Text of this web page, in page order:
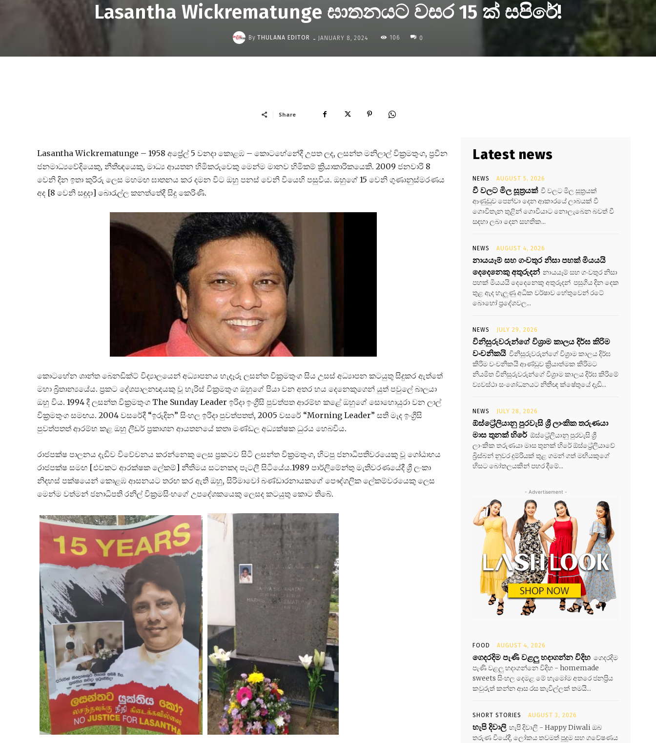
Lasantha Wickrematunge ඝාතනයට වසර 15 ක් සපිරේ!
By THULANA EDITOR - JANUARY 8, 2024 106 0
Share
Lasantha Wickrematunge – 1958 අප්‍රේල් 5 වනදා කොළඹ – කොටහේනේදී උපත ලද, ලසන්ත මනිලාල් වික්‍රමතුංග, ප්‍රවීන
ජනමාධ්‍යවේදියෙකු, නීතීඥයෙකු, මාධ්‍ය ආයතන හිමිකරුවෙකු මෙන්ම මානව හිමිකම් ක්‍රියාකාරිකයෙකි. 2009 ජනවාරි 8
වෙනි දින ඉතා කුරිරු ලෙස මහමඟ ඝාතනය කර දමන විට ඔහු පනස් වෙනි වියෙහි පසුවිය. ඔහුගේ 15 වෙනි ගුණානුස්මරණය
අද [8 වෙනි සඳුදා] බොරැල්ල කනත්තේදී සිදු කෙරිණි.
කොටහේන ශාන්ත බෙනඩික්ට් විද්‍යාලයෙන් අධ්‍යාපනය හැදෑරූ ලසන්ත වික්‍රමතුංග සිය උසස් අධ්‍යාපන කටයුතු සිදුකර ඇත්තේ
මහා බ්‍රිතාන්‍යයේය. ප්‍රකට දේශපාලනඥයකු වූ හැරිස් වික්‍රමතුංග ඔහුගේ පියා වන අතර හය දෙනෙකුගෙන් යුත් පවුලේ බාලයා
ඔහු විය. 1994 දී ලසන්ත වික්‍රමතුංග The Sunday Leader ඉරිදා ඉංග්‍රීසි පුවත්පත ආරම්භ කළේ ඔහුගේ සොහොයුරා වන ලාල්
වික්‍රමතුංග සමඟය. 2004 වසරේදී “ඉරුදින” සිංහල ඉරිදා පුවත්පතත්, 2005 වසරේ “Morning Leader” සති මැද ඉංග්‍රීසි
පුවත්පතත් ආරම්භ කළ ඔහු ලීඩර් ප්‍රකාශන ආයතනයේ කතෘ මණ්ඩල අධ්‍යක්ෂක ධුරය හෙබවිය.
රාජපක්ෂ පාලනය දැඩිව විවේචනය කරන්නෙකු ලෙස ප්‍රකටව සිටි ලසන්ත වික්‍රමතුංග, හිටපු ජනාධිපතිවරයෙකු වූ ගෝඨාභය
රාජපක්ෂ සමඟ [එවකට ආරක්ෂක ලේකම්] නීතිමය සටනකද පැටලී සිටියේය.1989 පාර්ලිමේන්තු මැතිවරණයේදී ශ්‍රී ලංකා
නිදහස් පක්ෂයෙන් කොළඹ ආසනයට තරඟ කර ඇති ඔහු, සිරිමාවෝ බණ්ඩාරනායකගේ පෞද්ගලික ලේකම්වරයෙකු ලෙස
මෙන්ම වත්මන් ජනාධිපති රනිල් වික්‍රමසිංහගේ උපදේශකයෙකු ලෙසද කටයුතු කොට තිබේ.
Latest news
NEWS AUGUST 5, 2026
වී වලට මිල සූත්‍රයක් වී වලට මිල සූත්‍රයක්
ආණුඩුව පෙන්වා දෙන ආකාරයේ ලාබයක් වී
ගොවිතැන තුළින් ගොවියාට නොලැබෙන බවත් වී
සඳහා ලබා දෙන සහතික...
NEWS AUGUST 4, 2026
නායයෑම් සහ ගංවතුර නිසා පහක් මියයයි
දෙදෙනෙකු අතුරුදන් නායයෑම් සහ ගංවතුර නිසා
පහක් මියයයි දෙදෙනෙකු අතුරුදන් පසුගිය දින දෙක
තුළ ඇද හැලුණු අධික වර්ෂාව හේතුවෙන් රටේ
බොහෝ ප්‍රදේශවල...
NEWS JULY 29, 2026
විනිසුරුවරුන්ගේ විශ්‍රාම කාලය දිර්ඝ කිරිම
වංචනිකයි විනිසුරුවරුන්ගේ විශ්‍රාම කාලය දිර්ඝ
කිරිම වංචනිකයි ආණ්ඩුව ක්‍රියාත්මක කිරිමට
නියමිත විනිසුරුවරුන්ගේ විශ්‍රාම කාලය දිර්ඝ කිරිමේ
ව්‍යවස්ථා සංශෝධනයට නිතීඥ ක්ෂේතුයේ දැඩි...
NEWS JULY 28, 2026
ඕස්ට්‍රේලියානු පුරවැසි ශ්‍රී ලාංකික තරුණයා
මාස තුනක් හිරේ ඕස්ට්‍රේලියානු පුරවැසි ශ්‍රී
ලාංකික තරුණයා මාස තුනක් හිරේ ඕස්ට්‍රේලියාවේ
බ්‍රිස්බන් නුවර දුම්රියක් තුළ ගමන් ගත් මඟියකුගේ
හිසට බෝතලයකින් පහර දීමේ...
- Advertisement -
FOOD AUGUST 4, 2026
ගෙදරදිම පැණි වළලු හදාගන්න විදිහ ගෙදරදිම
පැණි වළලු හදාගන්නෙ විදිහ - homemade
sweets සිංහල දෙමළ මේ හැමෝම අතරෙ ජනප්‍රිය
කවුරුත් කන්න ආස රස කැවිල්ලක් තමයි...
SHORT STORIES AUGUST 3, 2026
හැපි දිවාලි හැපි දිවාලි - Happy Diwali ඔබ
තරුණ වියේදී, ලෝකය තවමත් පුදුම සහ ගවේෂණය